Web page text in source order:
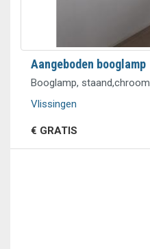
Aangeboden booglamp
Booglamp, staand,chroom
Vlissingen
€ GRATIS